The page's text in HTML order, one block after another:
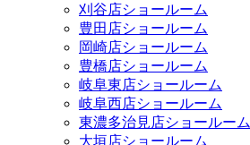
刈谷店ショールーム
豊田店ショールーム
岡崎店ショールーム
豊橋店ショールーム
岐阜東店ショールーム
岐阜西店ショールーム
東濃多治見店ショールーム
大垣店ショールーム